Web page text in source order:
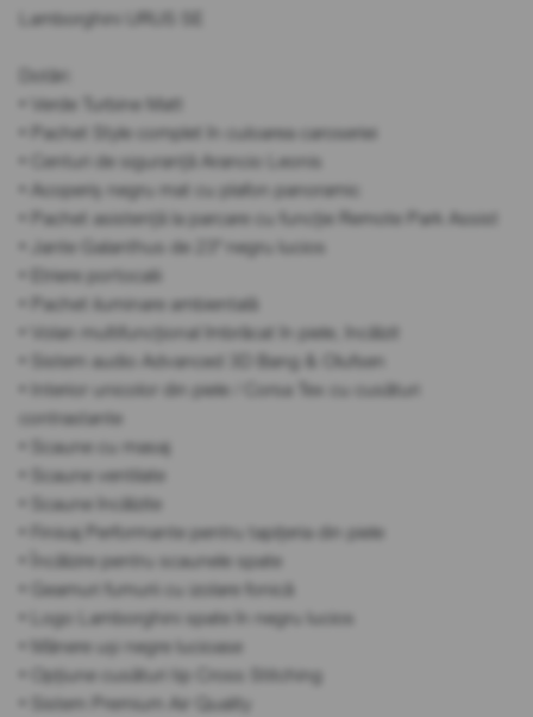
Lamborghini URUS SE
Dotări:
• Verde Turbine Matt
• Pachet Style complet în culoarea caroseriei
• Centuri de siguranță Arancio Leonis
• Acoperiș negru mat cu plafon panoramic
• Pachet asistență la parcare cu funcție Remote Park Assist
• Jante Galanthus de 23" negru lucios
• Etriere portocalii
• Pachet iluminare ambientală
• Volan multifuncțional îmbrăcat în piele, încălzit
• Sistem audio Advanced 3D Bang & Olufsen
• Interior unicolor din piele / Corsa Tex cu cusături
contrastante
• Scaune cu masaj
• Scaune ventilate
• Scaune încălzite
• Finisaj Performante pentru tapițeria din piele
• Încălzire pentru scaunele spate
• Geamuri fumurii cu izolare fonică
• Logo Lamborghini spate în negru lucios
• Mânere uși negre lucioase
• Opțiune cusături tip Cross Stitching
• Sistem Premium Air Quality